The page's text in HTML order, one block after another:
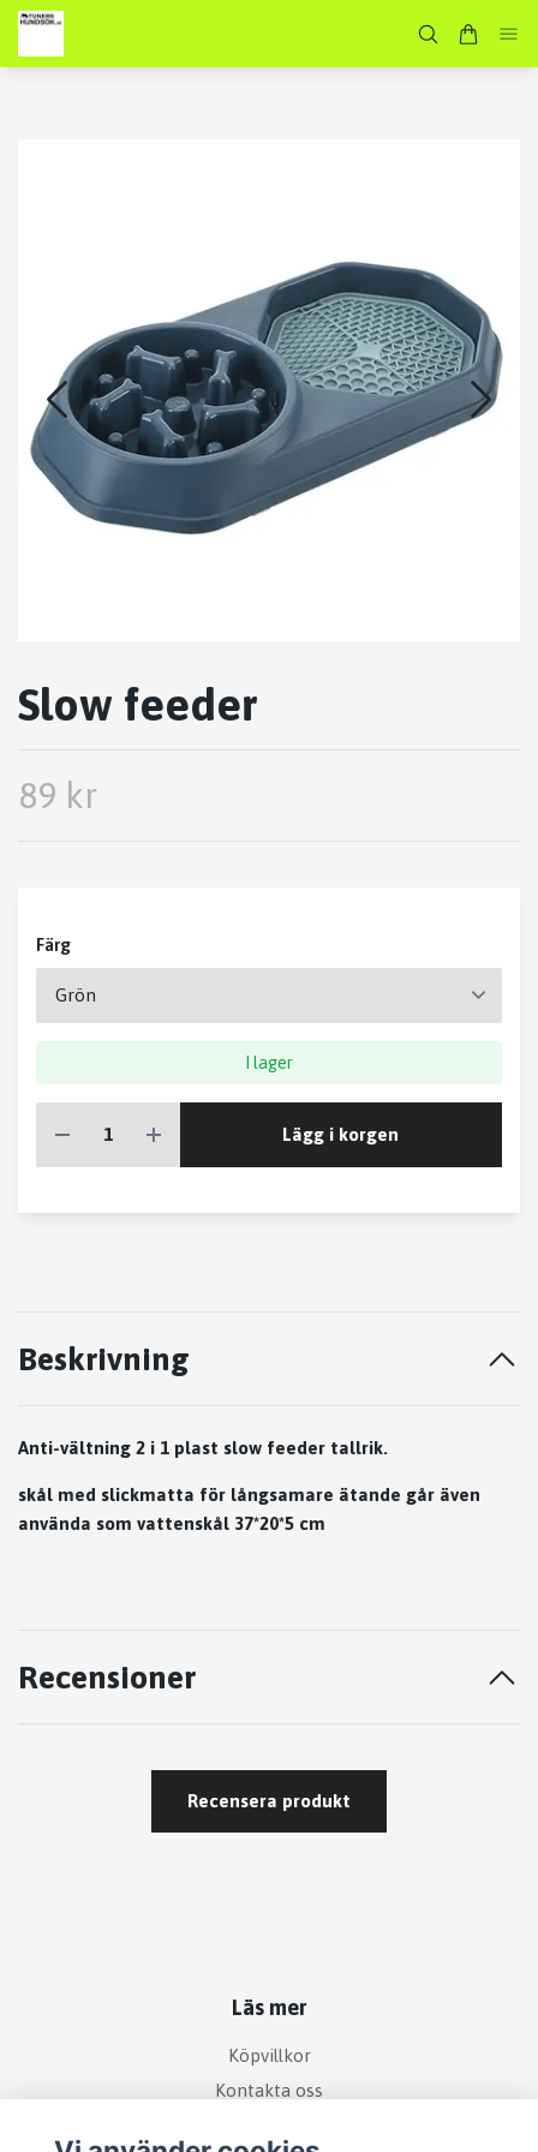
Slow feeder
89 kr
Färg
I lager
Lägg i korgen
Beskrivning
Anti-vältning 2 i 1 plast slow feeder tallrik.
skål med slickmatta för långsamare ätande går även
använda som vattenskål 37*20*5 cm
Recensioner
Recensera produkt
Läs mer
Köpvillkor
Kontakta oss